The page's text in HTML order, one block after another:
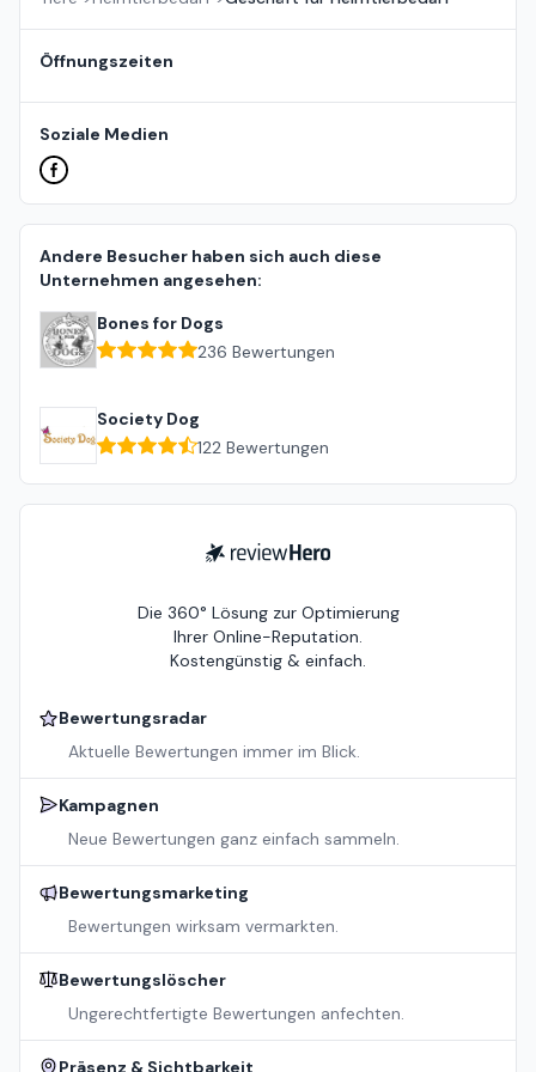
Öffnungszeiten
Soziale Medien
Andere Besucher haben sich auch diese
Unternehmen angesehen:
Bones for Dogs
236 Bewertungen
Society Dog
122 Bewertungen
ReviewHero
Die 360° Lösung zur Optimierung
Ihrer Online-Reputation.
Kostengünstig & einfach.
Bewertungsradar
Aktuelle Bewertungen immer im Blick.
Kampagnen
Neue Bewertungen ganz einfach sammeln.
Bewertungsmarketing
Bewertungen wirksam vermarkten.
Bewertungslöscher
Ungerechtfertigte Bewertungen anfechten.
Präsenz & Sichtbarkeit